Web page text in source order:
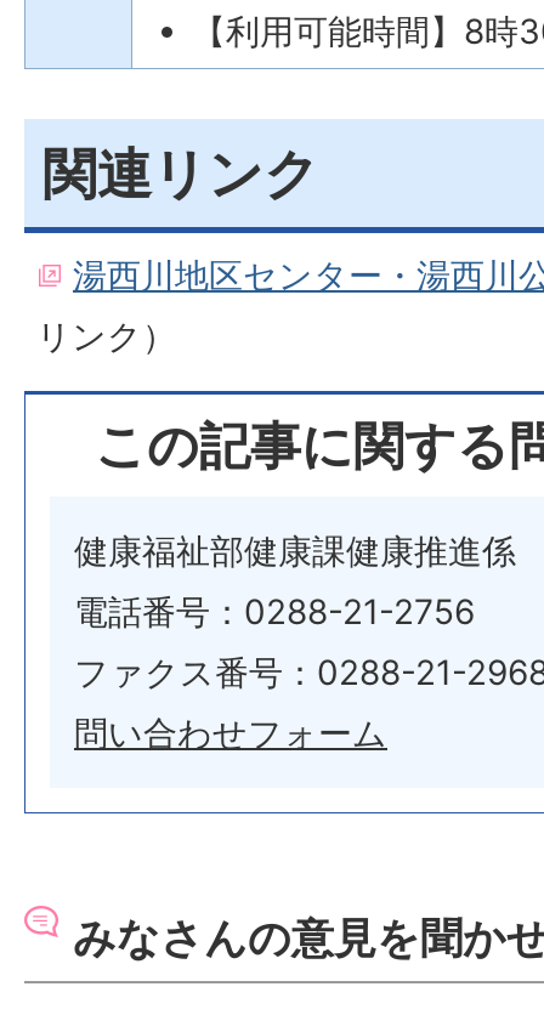
【利用可能時間】8時
関連リンク
湯西川地区センター・湯西川
リンク）
この記事に関する
健康福祉部健康課健康推進係
電話番号：0288-21-2756
ファクス番号：0288-21-
問い合わせフォーム
みなさんの意見を聞か